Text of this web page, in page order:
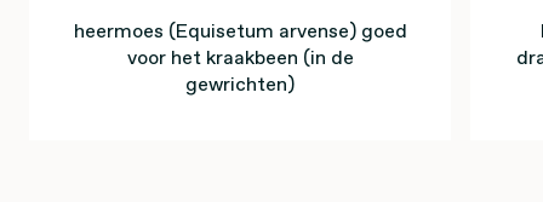
heermoes (Equisetum arvense) goed
voor het kraakbeen (in de
gewrichten)